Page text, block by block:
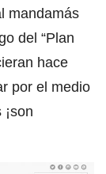
mandamás
del “Plan
hace
por el medio